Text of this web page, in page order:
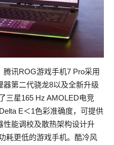
讯ROG游戏手机7 Pro采用
第二代骁龙8以及全新升级
三星165 Hz AMOLED电竞
E＜1色彩准确度，可提供
性能调校及散热架构设计升
耗更低的游戏手机。酷冷风